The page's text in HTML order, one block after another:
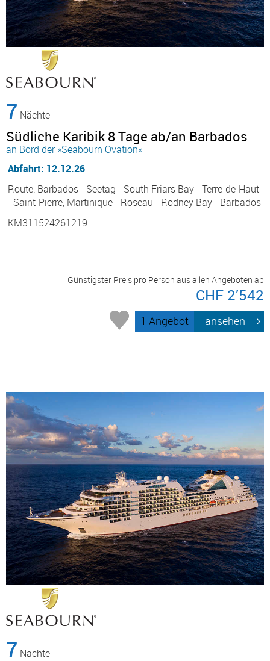
7 Nächte
Südliche Karibik 8 Tage ab/an Barbados
an Bord der »Seabourn Ovation«
Abfahrt: 12.12.26
Route: Barbados - Seetag - South Friars Bay - Terre-de-Haut
- Saint-Pierre, Martinique - Roseau - Rodney Bay - Barbados
KM311524261219
Günstigster Preis pro Person aus allen Angeboten ab
CHF 2’542
1 Angebot ansehen
7 Nächte